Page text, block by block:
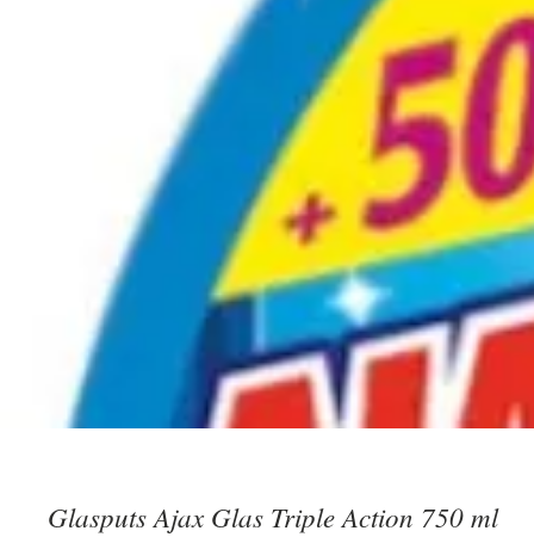
Glasputs Ajax Glas Triple Action 750 ml